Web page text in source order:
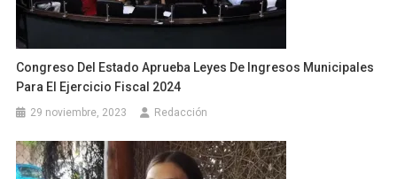
Congreso Del Estado Aprueba Leyes De Ingresos Municipales
Para El Ejercicio Fiscal 2024
29 noviembre, 2023 Redacción